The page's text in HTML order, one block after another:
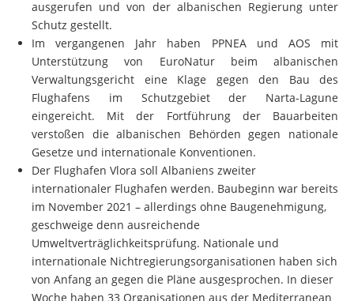
ausgerufen und von der albanischen Regierung unter
Schutz gestellt.
Im vergangenen Jahr haben PPNEA und AOS mit
Unterstützung von EuroNatur beim albanischen
Verwaltungsgericht eine Klage gegen den Bau des
Flughafens im Schutzgebiet der Narta-Lagune
eingereicht. Mit der Fortführung der Bauarbeiten
verstoßen die albanischen Behörden gegen nationale
Gesetze und internationale Konventionen.
Der Flughafen Vlora soll Albaniens zweiter
internationaler Flughafen werden. Baubeginn war bereits
im November 2021 – allerdings ohne Baugenehmigung,
geschweige denn ausreichende
Umweltverträglichkeitsprüfung. Nationale und
internationale Nichtregierungsorganisationen haben sich
von Anfang an gegen die Pläne ausgesprochen. In dieser
Woche haben 33 Organisationen aus der Mediterranean